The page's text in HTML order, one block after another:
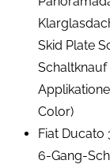
Skid Plate
Color)
Fiat Ducato
6-Gang-